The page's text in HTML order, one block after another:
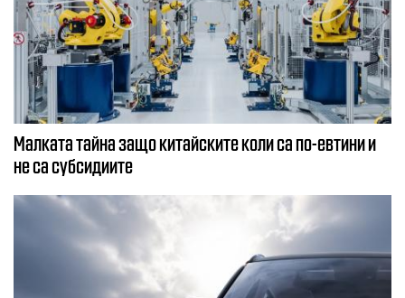
Малката тайна защо китайските коли са по-евтини и
не са субсидиите